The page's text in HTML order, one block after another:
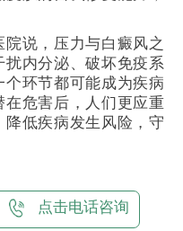
院说，压力与白癜风之
内分泌、破坏免疫系
环节都可能成为疾病
危害后，人们更应重
低疾病发生风险，守
点击电话咨询